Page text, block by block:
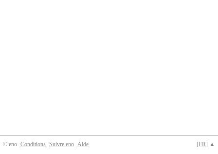
© eno [FR] ▲
Conditions Suivre eno Aide